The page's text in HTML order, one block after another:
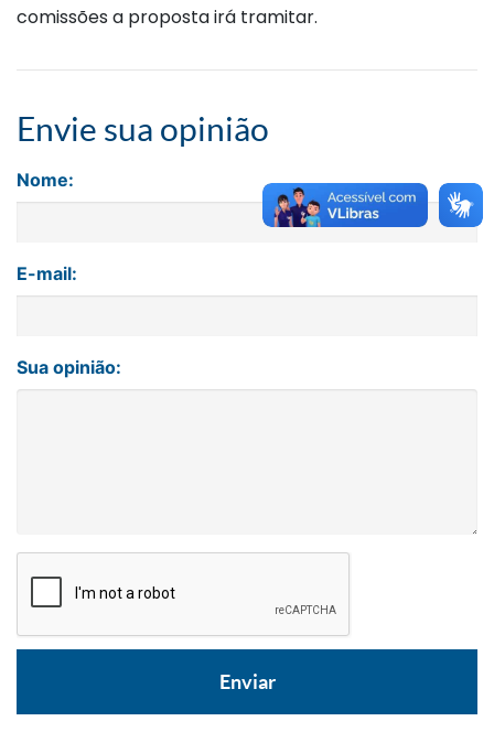
comissões a proposta irá tramitar.
Envie sua opinião
Nome:
E-mail:
Sua opinião: